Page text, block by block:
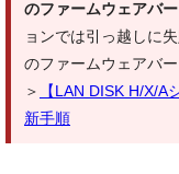
のファームウェアバ
ョンでは引っ越しに
のファームウェアバ
＞
【LAN DISK H/X/
新手順